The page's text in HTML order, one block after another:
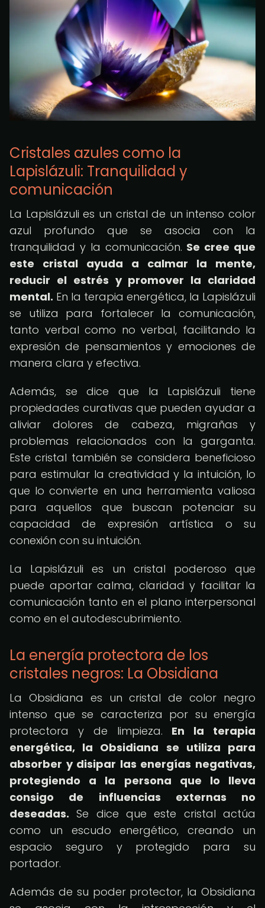
Cristales azules como la
Lapislázuli: Tranquilidad y
comunicación
La Lapislázuli es un cristal de un intenso color
azul profundo que se asocia con la
tranquilidad y la comunicación. Se cree que
este cristal ayuda a calmar la mente,
reducir el estrés y promover la claridad
mental. En la terapia energética, la Lapislázuli
se utiliza para fortalecer la comunicación,
tanto verbal como no verbal, facilitando la
expresión de pensamientos y emociones de
manera clara y efectiva.
Además, se dice que la Lapislázuli tiene
propiedades curativas que pueden ayudar a
aliviar dolores de cabeza, migrañas y
problemas relacionados con la garganta.
Este cristal también se considera beneficioso
para estimular la creatividad y la intuición, lo
que lo convierte en una herramienta valiosa
para aquellos que buscan potenciar su
capacidad de expresión artística o su
conexión con su intuición.
La Lapislázuli es un cristal poderoso que
puede aportar calma, claridad y facilitar la
comunicación tanto en el plano interpersonal
como en el autodescubrimiento.
La energía protectora de los
cristales negros: La Obsidiana
La Obsidiana es un cristal de color negro
intenso que se caracteriza por su energía
protectora y de limpieza. En la terapia
energética, la Obsidiana se utiliza para
absorber y disipar las energías negativas,
protegiendo a la persona que lo lleva
consigo de influencias externas no
deseadas. Se dice que este cristal actúa
como un escudo energético, creando un
espacio seguro y protegido para su
portador.
Además de su poder protector, la Obsidiana